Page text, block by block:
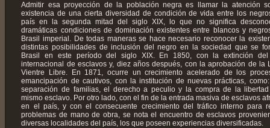
Admitir esa proyección de la población negra es llamar la atención
existencia de una cierta diversidad de condición de vida entre los
país en la segunda mitad del siglo XIX, lo que no significa
dramáticas condiciones de dominación existentes entre blancos y
Brasil imperial. De todas maneras se hace necesario reconocer la
distintas posibilidades de inclusión del negro en la sociedad que se
Brasil en este período del siglo XIX. En 1850, con la extinción del
internacional de esclavos y, diez años después, con la aprobación de la
Vientre Libre. En 1871, ocurre un crecimiento acelerado de los
emancipación de cautivos, con la institución de nuevas prácticas,
separación de familias, el derecho a peculio y la compra de la
mismo esclavo. Por otro lado, con el fin de la entrada masiva de esclavos
en el país, y con el consecuente crecimiento del tráfico interno para
problemas de mano de obra, se nota el encuentro de esclavos
diversas localidades del país, los que poseen experiencias diversificadas.